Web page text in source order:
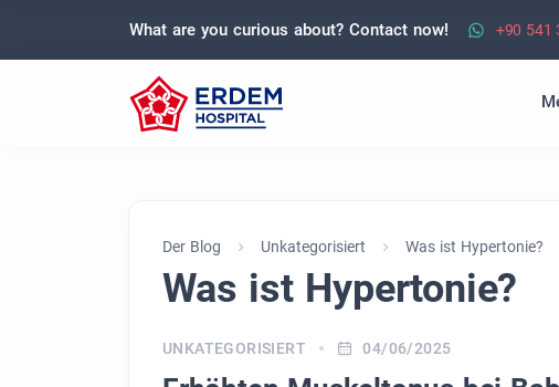
What are you curious about? Contact now! +90 541
Der Blog Unkategorisiert Was ist Hypertonie?
Was ist Hypertonie?
UNKATEGORISIERT 04/06/2025